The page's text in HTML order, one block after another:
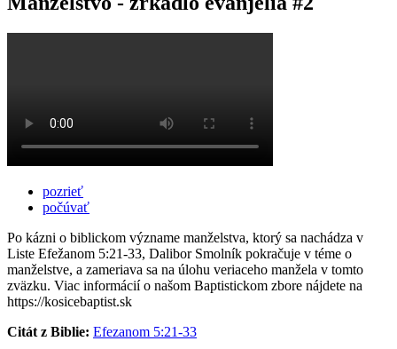
pozrieť
počúvať
Po kázni o biblickom význame manželstva, ktorý sa nachádza v
Liste Efežanom 5:21-33, Dalibor Smolník pokračuje v téme o
manželstve, a zameriava sa na úlohu veriaceho manžela v tomto
zväzku. Viac informácií o našom Baptistickom zbore nájdete na
https://kosicebaptist.sk
Citát z Biblie: Efezanom 5:21-33